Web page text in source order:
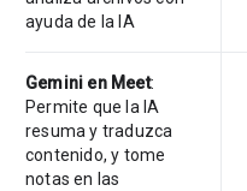
ayuda de la IA
Gemini en Meet:
Permite que la IA
resuma y traduzca
contenido, y tome
notas en las